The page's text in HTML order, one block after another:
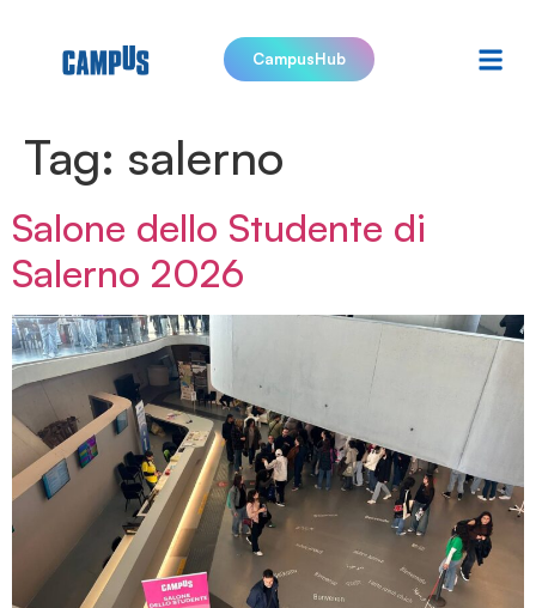
CampusHub
Tag: salerno
Salone dello Studente di
Salerno 2026